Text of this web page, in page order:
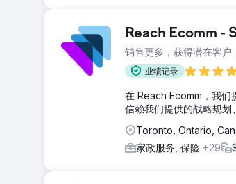
Reach Ecomm -
销售更多，获得潜在客户
业绩记录
在 Reach Ecomm，我们
信赖我们提供的战略规划
Toronto, Ontario,
家政服务, 保险 +29